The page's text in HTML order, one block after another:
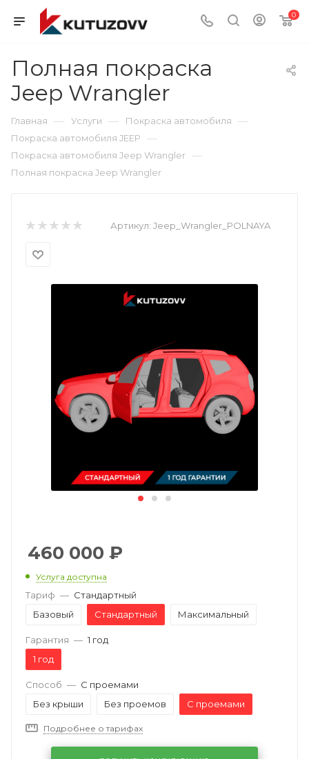
0
Полная покраска
Jeep Wrangler
Главная — Услуги — Покраска автомобиля —
Покраска автомобиля JEEP —
Покраска автомобиля Jeep Wrangler —
Полная покраска Jeep Wrangler
Артикул: Jeep_Wrangler_POLNAYA
460 000 ₽
Услуга доступна
Тариф — Стандартный
Базовый
Стандартный Максимальный
Гарантия — 1 год
1 год
Способ — С проемами
Без крыши
Без проемов С проемами
Подробнее о тарифах